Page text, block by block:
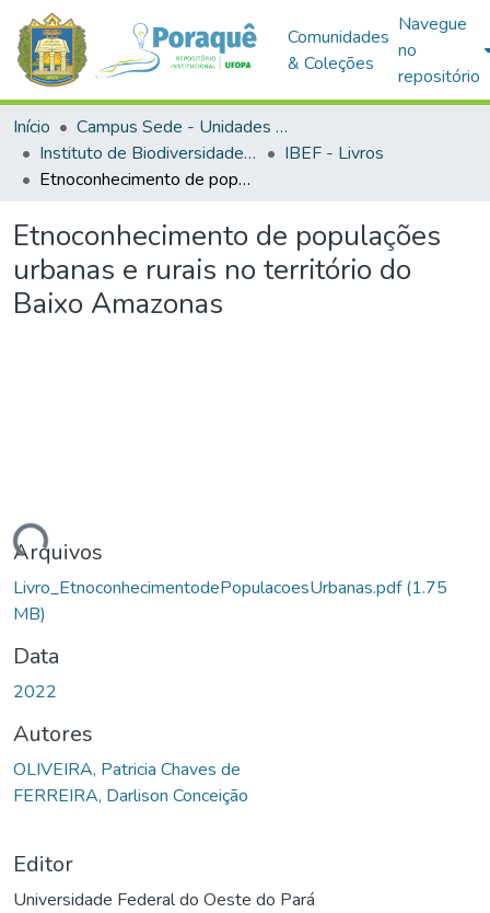
Comunidades
& Coleções
Navegue
no
repositório
Início
Campus Sede - Unidades Acadêmicas
Instituto de Biodiversidade e Florestas
IBEF - Livros
Etnoconhecimento de populações urbanas e rurais no território do Baixo Amazonas
Etnoconhecimento de populações
urbanas e rurais no território do
Baixo Amazonas
Arquivos
Livro_EtnoconhecimentodePopulacoesUrbanas.pdf(1.75
MB)
Data
2022
Autores
OLIVEIRA, Patricia Chaves de
FERREIRA, Darlison Conceição
Editor
Universidade Federal do Oeste do Pará